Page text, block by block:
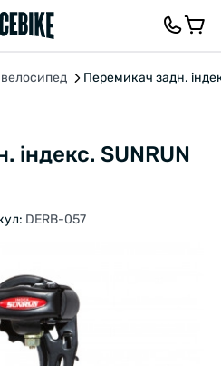
Перемикач задн.
індекс. SUNRUN
DERB-057
ВІДГУКИ ТА ЗАПИТАННЯ